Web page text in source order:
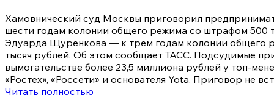
Хамовнический суд Москвы приговорил
шести годам колонии общего режима со штрафом 500
Эдуарда Щуренкова — к трем годам колонии общего
тысяч рублей. Об этом сообщает ТАСС. Подсудимые
вымогательстве более 23,5 миллиона рублей у топ-
«Ростех», «Россети» и основателя Yota. Приговор не
Читать полностью